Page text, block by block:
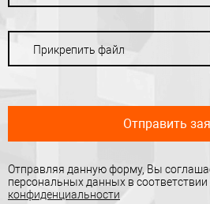
Прикрепить файл
Отправить
Отправляя данную форму, Вы
персональных данных в соответствии
конфиденциальности